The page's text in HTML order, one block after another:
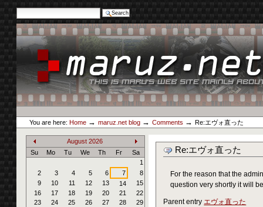
Advanced Search…
Skip
to
content.
to
navigation
maruz.net
Personal
tools
You are here: Home → maruz.net blog → Comments → Re:エヴォ直った
«
August 2026
»
Su Mo Tu We Th Fr
Sa
1
2
3 4 5 6 7
8
9
10 11 12 13 14
15
16
17 18 19 20 21
22
23
24 25 26 27 28
29
Re:エヴォ直った
For the reason that the
question very shortly it will
Parent entry エヴォ直った